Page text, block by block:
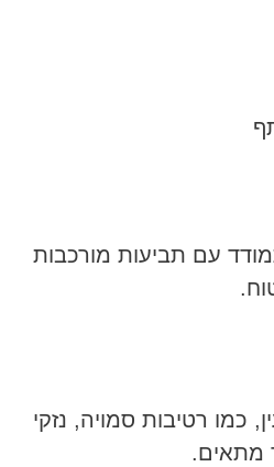
עם תביעות מורכבות
כמו רטיבות סמויה, נזקי
מתאים.